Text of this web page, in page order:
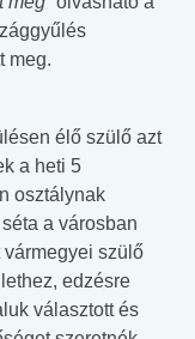
meg.
élő szülő azt
a heti 5
osztálynak
a városban
vármegyei szülő
edzésre
választott és